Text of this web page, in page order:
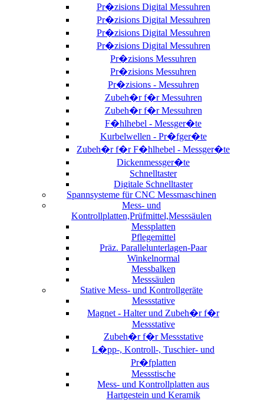
Pr�zisions Digital Messuhren
Pr�zisions Digital Messuhren
Pr�zisions Digital Messuhren
Pr�zisions Digital Messuhren
Pr�zisions Messuhren
Pr�zisions Messuhren
Pr�zisions - Messuhren
Zubeh�r f�r Messuhren
Zubeh�r f�r Messuhren
F�hlhebel - Messger�te
Kurbelwellen - Pr�fger�te
Zubeh�r f�r F�hlhebel - Messger�te
Dickenmessger�te
Schnelltaster
Digitale Schnelltaster
Spannsysteme für CNC Messmaschinen
Mess- und
Kontrollplatten,Prüfmittel,Messsäulen
Messplatten
Pflegemittel
Präz. Parallelunterlagen-Paar
Winkelnormal
Messbalken
Messsäulen
Stative Mess- und Kontrollgeräte
Messstative
Magnet - Halter und Zubeh�r f�r
Messstative
Zubeh�r f�r Messstative
L�pp-, Kontroll-, Tuschier- und
Pr�fplatten
Messstische
Mess- und Kontrollplatten aus
Hartgestein und Keramik